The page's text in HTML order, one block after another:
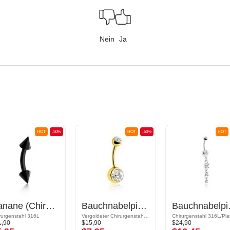
Nein Ja
-50%
HOT
Banane (Chirurgenstahl, schwarz, glänzend) mit Cones
316L
-50%
HOT
Bauchnabelpiercing (Chirurgenstahl, gold, glänzend) mit Kristallsteinchen
$15,90
HOT
$24,90